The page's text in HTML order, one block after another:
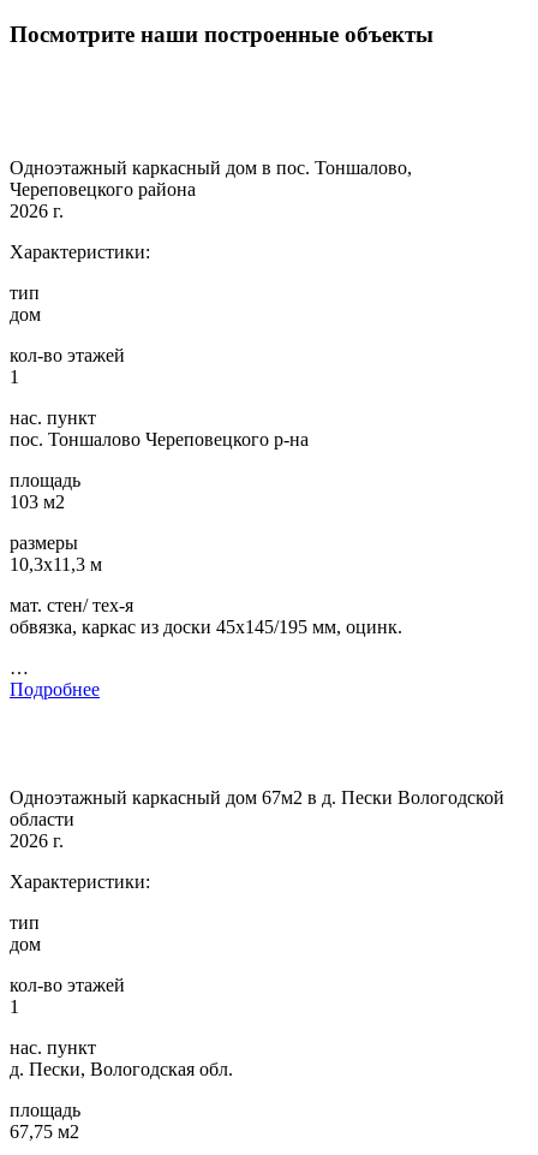
Посмотрите наши построенные объекты
Одноэтажный каркасный дом в пос. Тоншалово,
Череповецкого района
2026 г.
Характеристики:
тип
дом
кол-во этажей
1
нас. пункт
пос. Тоншалово Череповецкого р-на
площадь
103 м2
размеры
10,3х11,3 м
мат. стен/ тех-я
обвязка, каркас из доски 45х145/195 мм, оцинк.
…
Подробнее
Одноэтажный каркасный дом 67м2 в д. Пески Вологодской
области
2026 г.
Характеристики:
тип
дом
кол-во этажей
1
нас. пункт
д. Пески, Вологодская обл.
площадь
67,75 м2